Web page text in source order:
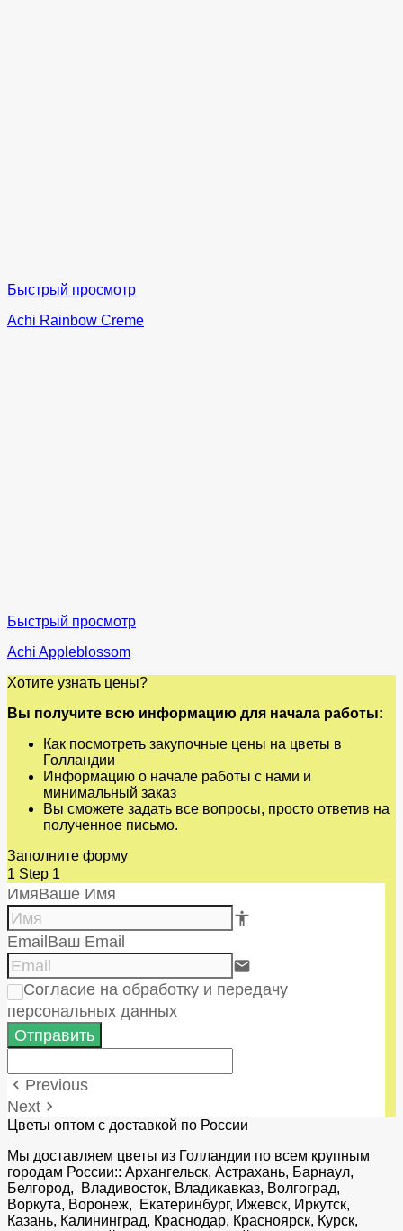
Быстрый просмотр
Achi Rainbow Creme
Быстрый просмотр
Achi Appleblossom
Хотите узнать цены?
Вы получите всю информацию для начала работы:
Как посмотреть закупочные цены на цветы в
Голландии
Информацию о начале работы с нами и
минимальный заказ
Вы сможете задать все вопросы, просто ответив на
полученное письмо.
Заполните форму
1 Step 1
ИмяВаше Имя
accessibility e84e
EmailВаш Email
email
Согласие на обработку и передачу
персональных данных
Отправить
keyboard_arrow_left Previous
Next keyboard_arrow_right
Цветы оптом с доставкой по России
Мы доставляем цветы из Голландии по всем крупным
городам России:: Архангельск, Астрахань, Барнаул,
Белгород, Владивосток, Владикавказ, Волгоград,
Воркута, Воронеж, Екатеринбург, Ижевск, Иркутск,
Казань, Калининград, Краснодар, Красноярск, Курск,